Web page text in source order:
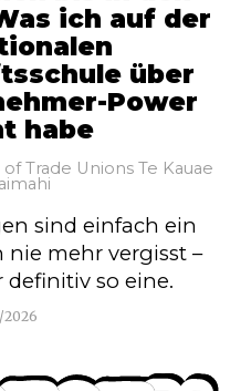
ich auf der
über
Power
habe
Trade Unions Te Kauae
sind einfach ein
nie mehr vergisst –
definitiv so eine.
2026